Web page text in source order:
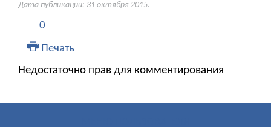
Дата публикации: 31 октября 2015.
0
Печать
Недостаточно прав для комментирования